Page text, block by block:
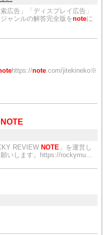
広告」「ディスプレイ広告」
ャンルの解答完全版をnoteに
https://note .com/jitekineko※
NOTE
REVIEWNOTE 」を運営し
いします。https://rockymu…